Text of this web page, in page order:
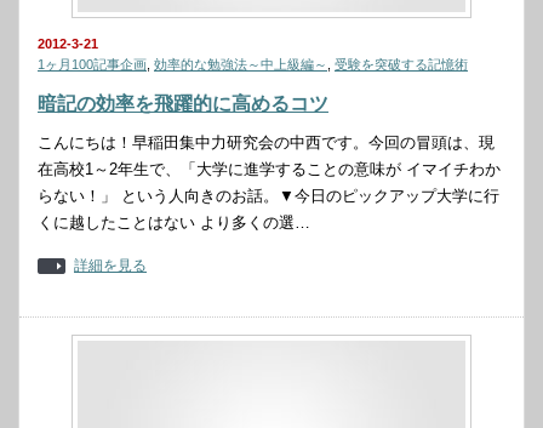
2012-3-21
1ヶ月100記事企画 効率的な勉強法～中上級編～ 受験を突破する記憶術
暗記の効率を飛躍的に高めるコツ
こんにちは！早稲田集中力研究会の中西です。今回の冒頭は、現
在高校1～2年生で、「大学に進学することの意味が イマイチわか
らない！」 という人向きのお話。▼今日のピックアップ大学に行
くに越したことはない より多くの選…
詳細を見る